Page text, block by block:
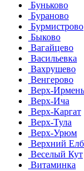
Буньково
Бураново
Бурмистрово
Быково
Вагайцево
Васильевка
Вахрушево
Венгерово
Верх-Ирмень
Верх-Ича
Верх-Каргат
Верх-Тула
Верх-Урюм
Верхний
Веселый Кут
Витаминка